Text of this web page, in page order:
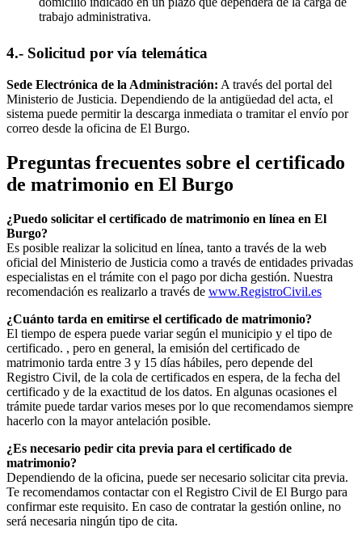
trabajo administrativa.
4.- Solicitud por vía telemática
Sede Electrónica de la Administración: A través del portal del
Ministerio de Justicia. Dependiendo de la antigüedad del acta, el
sistema puede permitir la descarga inmediata o tramitar el envío por
correo desde la oficina de El Burgo.
Preguntas frecuentes sobre el certificado
de matrimonio en El Burgo
¿Puedo solicitar el certificado de matrimonio en línea en El
Burgo?
Es posible realizar la solicitud en línea, tanto a través de la web
oficial del Ministerio de Justicia como a través de entidades privadas
especialistas en el trámite con el pago por dicha gestión. Nuestra
recomendación es realizarlo a través de www.RegistroCivil.es
¿Cuánto tarda en emitirse el certificado de matrimonio?
El tiempo de espera puede variar según el municipio y el tipo de
certificado. , pero en general, la emisión del certificado de
matrimonio tarda entre 3 y 15 días hábiles, pero depende del
Registro Civil, de la cola de certificados en espera, de la fecha del
certificado y de la exactitud de los datos. En algunas ocasiones el
trámite puede tardar varios meses por lo que recomendamos siempre
hacerlo con la mayor antelación posible.
¿Es necesario pedir cita previa para el certificado de
matrimonio?
Dependiendo de la oficina, puede ser necesario solicitar cita previa.
Te recomendamos contactar con el Registro Civil de El Burgo para
confirmar este requisito. En caso de contratar la gestión online, no
será necesaria ningún tipo de cita.